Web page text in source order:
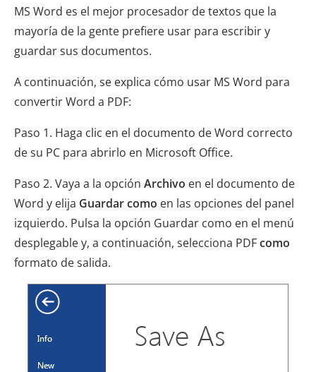
MS Word es el mejor procesador de textos que la
mayoría de la gente prefiere usar para escribir y
guardar sus documentos.
A continuación, se explica cómo usar MS Word para
convertir Word a PDF:
Paso 1. Haga clic en el documento de Word correcto
de su PC para abrirlo en Microsoft Office.
Paso 2. Vaya a la opción Archivo en el documento de
Word y elija Guardar como en las opciones del panel
izquierdo. Pulsa la opción Guardar como en el menú
desplegable y, a continuación, selecciona PDFcomo
formato de salida.